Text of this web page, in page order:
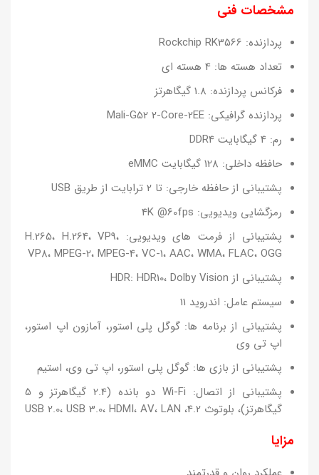
مشخصات فنی
پردازنده: Rockchip RK3566
تعداد هسته ها: 4 هسته ای
فرکانس پردازنده: 1.8 گیگاهرتز
پردازنده گرافیکی: Mali-G52 2-Core-2EE
رم: 4 گیگابایت DDR4
حافظه داخلی: 128 گیگابایت eMMC
پشتیبانی از حافظه خارجی: تا 2 ترابایت از طریق USB
رمزگشایی ویدیویی: 4K @60fps
پشتیبانی از فرمت های ویدیویی: H.265، H.264، VP9،
VP8، MPEG-2، MPEG-4، VC-1، AAC، WMA، FLAC، OGG
پشتیبانی از HDR: HDR10، Dolby Vision
سیستم عامل: اندروید 11
پشتیبانی از برنامه ها: گوگل پلی استور، آمازون اپ استور،
اپ تی وی
پشتیبانی از بازی ها: گوگل پلی استور، اپ تی وی، استیم
پشتیبانی از اتصال: Wi-Fi دو بانده (2.4 گیگاهرتز و 5
گیگاهرتز)، بلوتوث 4.2، USB 2.0، USB 3.0، HDMI، AV، LAN
مزایا